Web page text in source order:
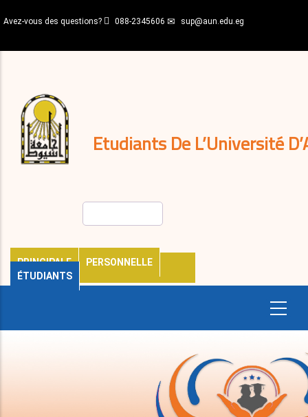
au
principal
Avez-vous des questions? 088-2345606 sup@aun.edu.eg
Etudiants De L’Université
PRINCIPALE
PERSONNELLE
ÉTUDIANTS
décisions
Expatriés
Journal